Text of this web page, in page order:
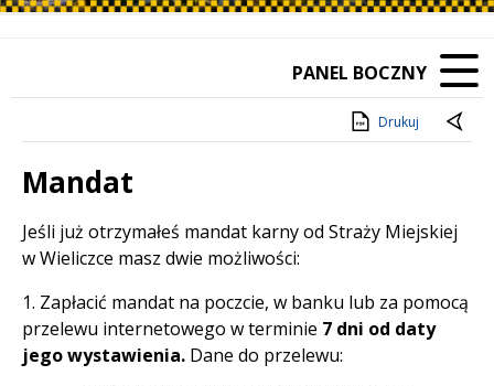
PANEL BOCZNY
Drukuj
Mandat
Treść
Jeśli już otrzymałeś mandat karny od Straży Miejskiej
w Wieliczce masz dwie możliwości:
1. Zapłacić mandat na poczcie, w banku lub za pomocą
przelewu internetowego w terminie 7 dni od daty
jego wystawienia. Dane do przelewu: